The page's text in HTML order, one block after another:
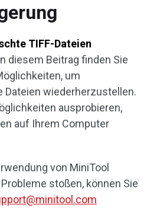
TIFF-Dateien
diesem Beitrag finden Sie
um
wiederherzustellen.
ausprobieren,
auf Ihrem Computer
von MiniTool
stoßen, können Sie